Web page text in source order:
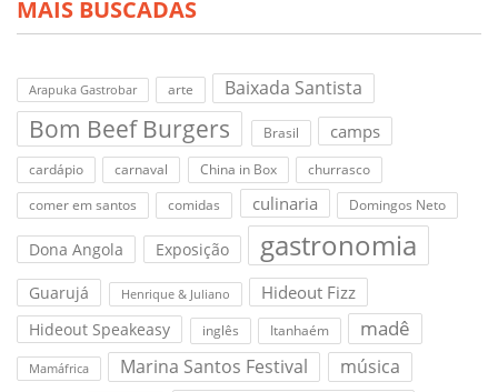
MAIS BUSCADAS
Arapuka Gastrobar arte Baixada Santista
Bom Beef Burgers Brasil camps
cardápio carnaval China in Box
churrasco
comer em santos
comidas culinaria Domingos Neto
Dona Angola Exposição gastronomia
Guarujá Henrique & Juliano Hideout Fizz
Hideout Speakeasy inglês Itanhaém madê
Mamáfrica Marina Santos Festival música